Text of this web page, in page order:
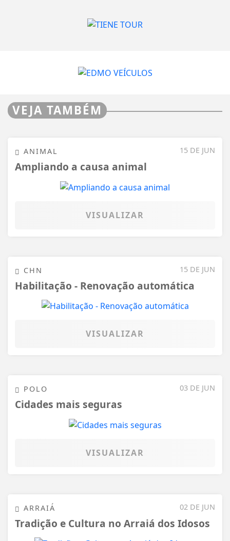
VEJA TAMBÉM
15 DE JUN
ANIMAL
Ampliando a causa animal
VISUALIZAR
15 DE JUN
CHN
Habilitação - Renovação automática
VISUALIZAR
03 DE JUN
POLO
Cidades mais seguras
VISUALIZAR
02 DE JUN
ARRAIÁ
Tradição e Cultura no Arraiá dos Idosos